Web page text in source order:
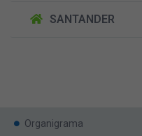
SANTANDER
Organigrama